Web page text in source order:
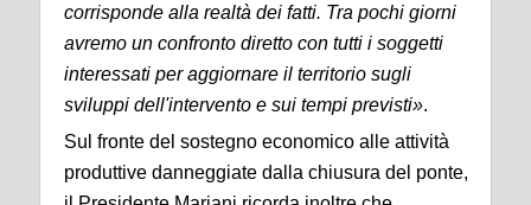
corrisponde alla realtà dei fatti. Tra pochi giorni
avremo un confronto diretto con tutti i soggetti
interessati per aggiornare il territorio sugli
sviluppi dell'intervento e sui tempi previsti».
Sul fronte del sostegno economico alle attività
produttive danneggiate dalla chiusura del ponte,